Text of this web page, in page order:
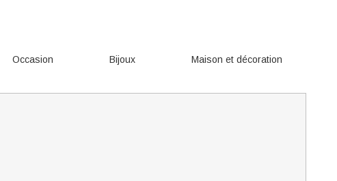
Occasion Bijoux Maison et décoration